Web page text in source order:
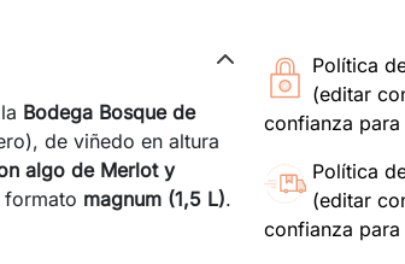
Política
(editar
confianza
Política
(editar
confianza
Bodega Bosque de
de viñedo en altura
algo de Merlot y
formato magnum (1,5 L).